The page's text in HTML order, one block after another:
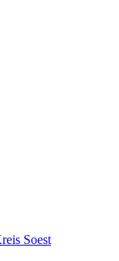
Soest